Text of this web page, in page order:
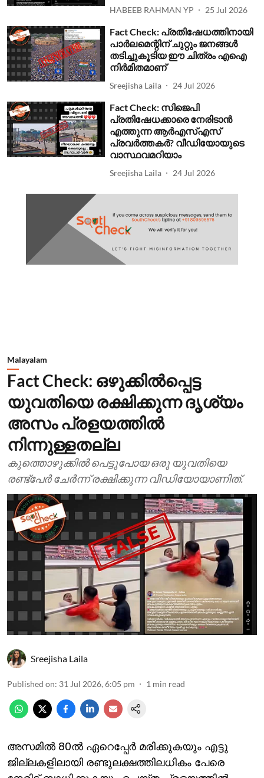
HABEEB RAHMAN YP 25 Jul 2026
Fact Check: പ്രതിഷേധത്തിനായി
പാര്‍ലമെന്റിന് ചുറ്റും ജനങ്ങള്‍
തടിച്ചുകൂടിയ ഈ ചിത്രം എഐ
നിര്‍മിതമാണ്
Sreejisha Laila 24 Jul 2026
Fact Check: സിജെപി
പ്രതിഷേധക്കാരെ നേരിടാന്‍
എത്തുന്ന ആര്‍എസ്എസ്
പ്രവര്‍ത്തകര്‍? വീഡിയോയുടെ
വാസ്ഥവമറിയാം
Sreejisha Laila 24 Jul 2026
Malayalam
Fact Check: ഒഴുക്കില്‍പ്പെട്ട
യുവതിയെ രക്ഷിക്കുന്ന ദൃശ്യം
അസം പ്രളയത്തില്‍
നിന്നുള്ളതല്ല
കുത്തൊഴുക്കില്‍ പെട്ടുപോയ ഒരു യുവതിയെ
രണ്ട്‌പേര്‍ ചേര്‍ന്ന് രക്ഷിക്കുന്ന വീഡിയോയാണിത്.
Sreejisha Laila
Published on: 31 Jul 2026, 6:05 pm 1 min read
അസമില്‍ 80ല്‍ ഏറെപ്പേര്‍ മരിക്കുകയും എട്ടു
ജില്ലകളിലായി രണ്ടുലക്ഷത്തിലധികം പേരെ